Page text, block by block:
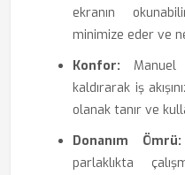
ekranın
minimize eder ve
Konfor: Manuel
kaldırarak iş
olanak tanır ve
Donanım Ömrü:
parlaklıkta